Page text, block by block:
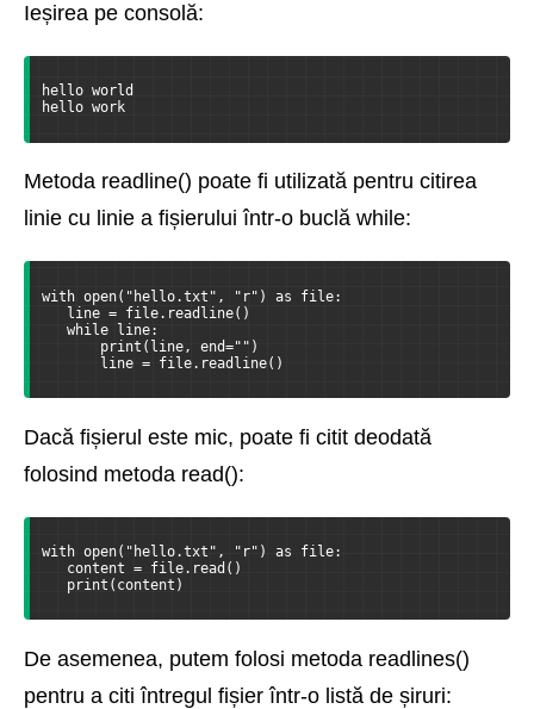
Ieșirea pe consolă:
hello world
hello work
Metoda readline() poate fi utilizată pentru citirea
linie cu linie a fișierului într-o buclă while:
with open("hello.txt", "r") as file:
line = file.readline()
while line:
print(line, end="")
line = file.readline()
Dacă fișierul este mic, poate fi citit deodată
folosind metoda read():
with open("hello.txt", "r") as file:
content = file.read()
print(content)
De asemenea, putem folosi metoda readlines()
pentru a citi întregul fișier într-o listă de șiruri: